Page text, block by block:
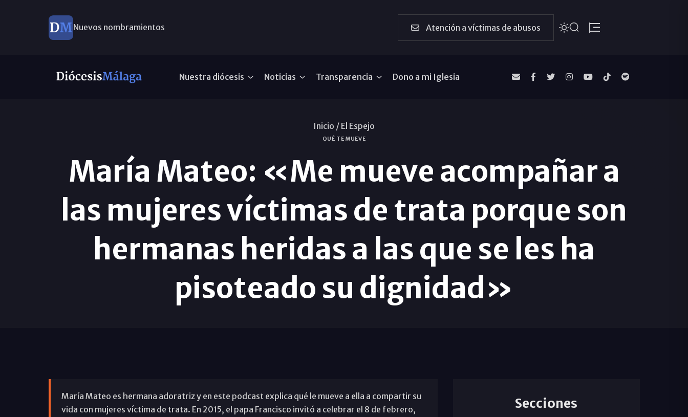
Nuevos nombramientos Atención a víctimas de abusos
Nuestra diócesis Noticias Transparencia Dono a mi Iglesia
Inicio / El Espejo
QUÉ TE MUEVE
María Mateo: «Me mueve acompañar a
las mujeres víctimas de trata porque son
hermanas heridas a las que se les ha
pisoteado su dignidad»
María Mateo es hermana adoratriz y en este podcast explica qué le mueve a ella a compartir su
vida con mujeres víctima de trata. En 2015, el papa Francisco invitó a celebrar el 8 de febrero,
Secciones